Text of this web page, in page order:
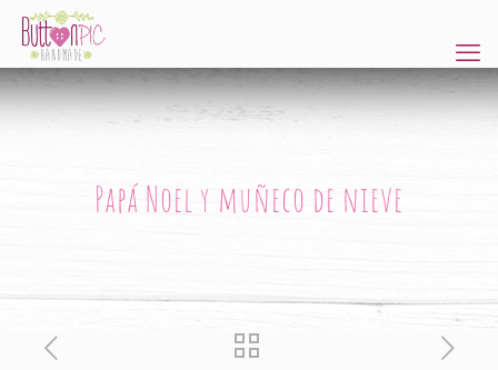
Papá Noel y muñeco de nieve